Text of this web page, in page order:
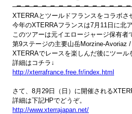
XTERRAとツールドフランスをコラボ
今年のXTERRAフランスは7月11日に北
このツアーは元イエロージャージ保有
第9ステージの主要山岳Morzine-Avoriaz
XTERRAでレースを楽しんだ後にツー
http://xterrafrance.free.fr/index.html
さて、8月29日（日）に開催される
http://www.xterrajapan.net/